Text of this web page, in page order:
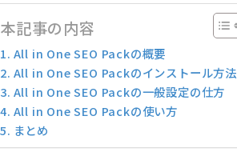
本記事の内容
All in One SEO Packの概要
All in One SEO Packのインストール方法
All in One SEO Packの一般設定の仕方
All in One SEO Packの使い方
まとめ